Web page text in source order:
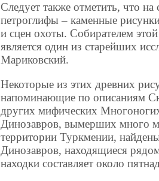
Следует также отметить, что на
петроглифы – каменные
и сцен охоты. Собирателем
является один из старейших
Мариковский.
Некоторые из этих древних
напоминающие по описаниям
других мифических
Динозавров, вымерших много
территории Туркмении,
Динозавров, находящиеся
находки составляет около